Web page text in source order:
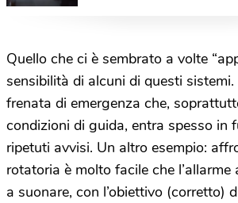
Quello che ci è sembrato a volte
sensibilità di alcuni di questi sistemi.
frenata di emergenza che,
condizioni di guida, entra spesso in
ripetuti avvisi. Un altro esempio:
rotatoria è molto facile che
a suonare, con l’obiettivo (corretto)